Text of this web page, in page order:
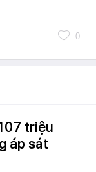
0
triệu
áp sát